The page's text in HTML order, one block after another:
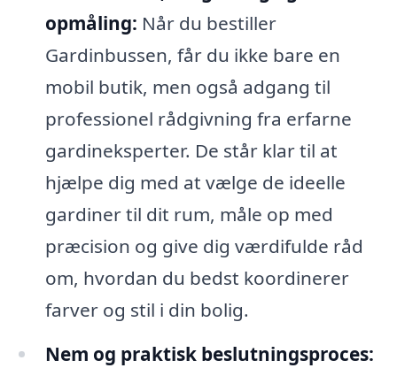
opmåling: Når du bestiller
Gardinbussen, får du ikke bare en
mobil butik, men også adgang til
professionel rådgivning fra erfarne
gardineksperter. De står klar til at
hjælpe dig med at vælge de ideelle
gardiner til dit rum, måle op med
præcision og give dig værdifulde råd
om, hvordan du bedst koordinerer
farver og stil i din bolig.
Nem og praktisk beslutningsproces: